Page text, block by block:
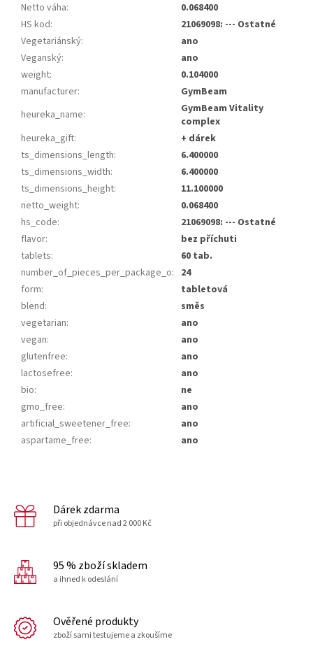
Netto váha:
0.068400
HS kod:
21069098: --- Ostatné
Vegetariánský:
ano
Veganský:
ano
weight:
0.104000
manufacturer:
GymBeam
heureka_name:
GymBeam Vitality
complex
heureka_gift:
+ dárek
ts_dimensions_length:
6.400000
ts_dimensions_width:
6.400000
ts_dimensions_height:
11.100000
netto_weight:
0.068400
hs_code:
21069098: --- Ostatné
flavor:
bez příchuti
tablets:
60 tab.
number_of_pieces_per_package_o: 24
form:
tabletová
blend:
směs
vegetarian:
ano
vegan:
ano
glutenfree:
ano
lactosefree:
ano
bio:
ne
gmo_free:
ano
artificial_sweetener_free:
ano
aspartame_free: ano
Dárek zdarma
při objednávce nad 2 000 Kč
95 % zboží skladem
a ihned k odeslání
Ověřené produkty
zboží sami testujeme a zkoušíme